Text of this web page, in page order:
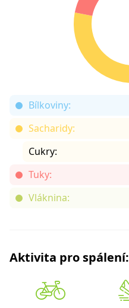
Bílkoviny:
Sacharidy:
Cukry:
Tuky:
Vláknina:
Aktivita pro spálení: